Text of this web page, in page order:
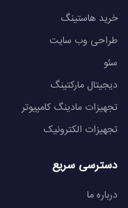
خرید هاستینگ
طراحی وب سایت
سئو
دیجیتال مارکتینگ
تجهیزات مادینگ کامپیوتر
تجهیزات الکترونیک
دسترسی سریع
درباره ما